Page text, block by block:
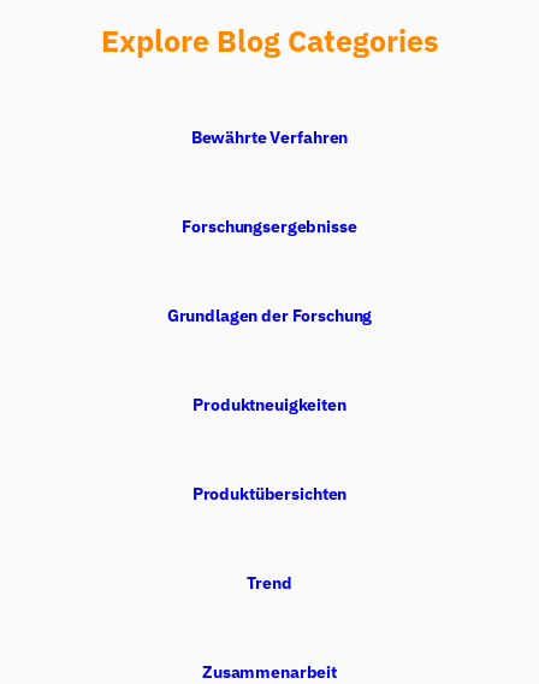
Explore Blog Categories
Bewährte Verfahren
Forschungsergebnisse
Grundlagen der Forschung
Produktneuigkeiten
Produktübersichten
Trend
Zusammenarbeit